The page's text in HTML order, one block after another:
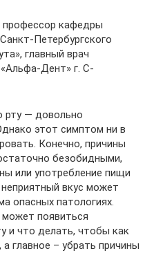
профессор кафедры
Петербургского
главный врач
Дент» г. С-
рту — довольно
этот симптом ни в
Конечно, причины
безобидными,
или употребление пищи
вкус может
опасных патологиях.
появиться
и что делать, чтобы как
главное – убрать причины